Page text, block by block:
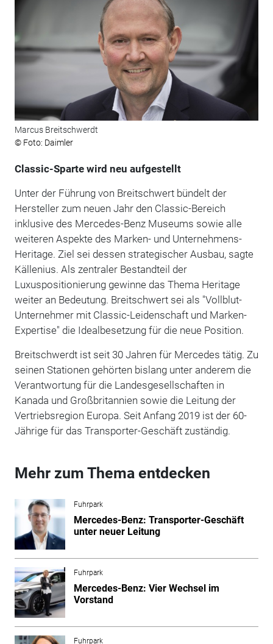
Marcus Breitschwerdt
© Foto: Daimler
Classic-Sparte wird neu aufgestellt
Unter der Führung von Breitschwert bündelt der
Hersteller zum neuen Jahr den Classic-Bereich
inklusive des Mercedes-Benz Museums sowie alle
weiteren Aspekte des Marken- und Unternehmens-
Heritage. Ziel sei dessen strategischer Ausbau, sagte
Källenius. Als zentraler Bestandteil der
Luxuspositionierung gewinne das Thema Heritage
weiter an Bedeutung. Breitschwert sei als "Vollblut-
Unternehmer mit Classic-Leidenschaft und Marken-
Expertise" die Idealbesetzung für die neue Position.
Breitschwerdt ist seit 30 Jahren für Mercedes tätig. Zu
seinen Stationen gehörten bislang unter anderem die
Verantwortung für die Landesgesellschaften in
Kanada und Großbritannien sowie die Leitung der
Vertriebsregion Europa. Seit Anfang 2019 ist der 60-
Jährige für das Transporter-Geschäft zuständig.
Mehr zum Thema entdecken
Fuhrpark
Mercedes-Benz: Transporter-Geschäft
unter neuer Leitung
Fuhrpark
Mercedes-Benz: Vier Wechsel im
Vorstand
Fuhrpark